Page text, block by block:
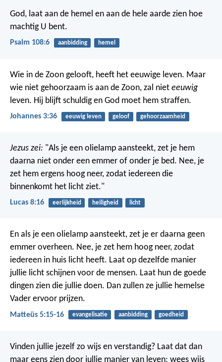
God, laat aan de hemel en aan de hele aarde zien hoe
machtig U bent.
Psalm 108:6 aanbidding hemel
Wie in de Zoon gelooft, heeft het eeuwige leven. Maar
wie niet gehoorzaam is aan de Zoon, zal niet eeuwig
leven. Hij blijft schuldig en God moet hem straffen.
Johannes 3:36 eeuwig leven geloof gehoorzaamheid
Jezus zei: "Als je een olielamp aansteekt, zet je hem
daarna niet onder een emmer of onder je bed. Nee, je
zet hem ergens hoog neer, zodat iedereen die
binnenkomt het licht ziet."
Lucas 8:16 eerlijkheid heiligheid licht
En als je een olielamp aansteekt, zet je er daarna geen
emmer overheen. Nee, je zet hem hoog neer, zodat
iedereen in huis licht heeft. Laat op dezelfde manier
jullie licht schijnen voor de mensen. Laat hun de goede
dingen zien die jullie doen. Dan zullen ze jullie hemelse
Vader ervoor prijzen.
Matteüs 5:15-16 evangelisatie aanbidding goedheid
Vinden jullie jezelf zo wijs en verstandig? Laat dat dan
maar eens zien door jullie manier van leven: wees wijs